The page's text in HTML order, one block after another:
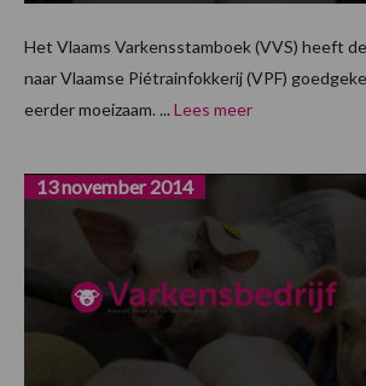
Het Vlaams Varkensstamboek (VVS) heeft
naar Vlaamse Piétrainfokkerij (VPF)
eerder moeizaam. ... Lees meer
13 november 2014